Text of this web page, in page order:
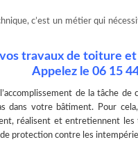
c’est un métier qui
travaux de toiture
Appelez le06 15
de la tâche de
dans votre bâtiment. Pour
réalisent et entretiennent
protection contre les